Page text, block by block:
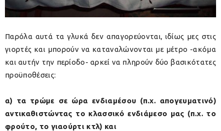
Παρόλα αυτά τα γλυκά δεν απαγορεύονται, ιδίως μες στις
γιορτές και μπορούν να καταναλώνονται με μέτρο -ακόμα
και αυτήν την περίοδο- αρκεί να πληρούν δύο βασικότατες
προϋποθέσεις:
α) τα τρώμε σε ώρα ενδιαμέσου (π.χ. απογευματινό)
αντικαθιστώντας το κλασσικό ενδιάμεσο μας (π.χ. το
φρούτο, το γιαούρτι κτλ) και